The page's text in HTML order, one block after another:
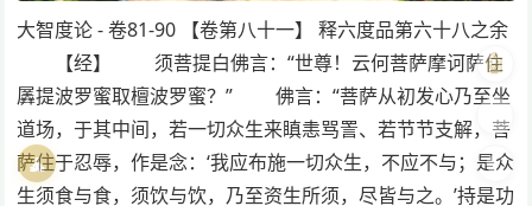
大智度论 - 卷81-90 【卷第八十一】 释六度品第六十八之余
【经】 须菩提白佛言：“世尊！云何菩萨摩诃萨住
羼提波罗蜜取檀波罗蜜？” 佛言：“菩萨从初发心乃至坐
道场，于其中间，若一切众生来瞋恚骂詈、若节节支解，菩
萨住于忍辱，作是念：‘我应布施一切众生，不应不与；是众
生须食与食，须饮与饮，乃至资生所须，尽皆与之。’持是功
🌓
🧘
🤖
🎨